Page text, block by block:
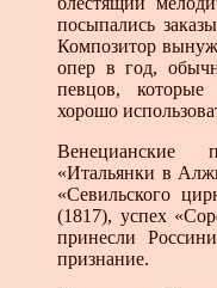
посыпались
Композитор
опер в год,
певцов,
хорошо
Венецианские
«Итальянки в
«Севильского
(1817), успех
принесли
признание.